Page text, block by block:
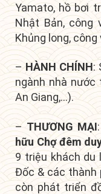
Yamato, hồ bơi
Nhật Bản, công
Khủng long,
–HÀNH CHÍNH:
ngành nhà nước
An Giang,…).
–THƯƠNG MẠI:
hữu Chợ đêm
9 triệu khách du
Đốc & các thành
còn phát triển